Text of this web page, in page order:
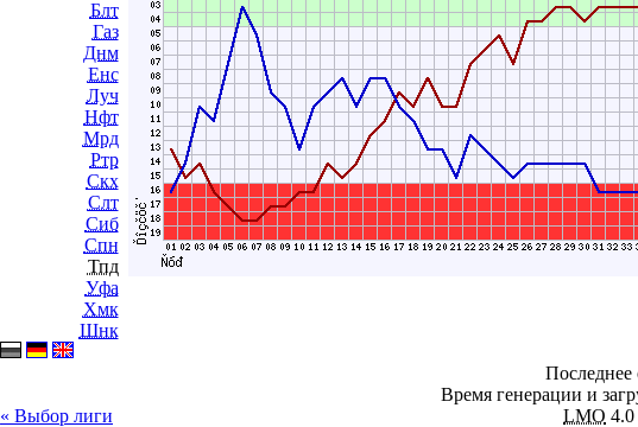
Блт
Газ
Днм
Енс
Луч
Нфт
Мрд
Ртр
Скх
Слт
Сиб
Спн
Тпд
Уфа
Хмк
Шнк
« Выбор лиги
Последнее
Время генерации и
LMO 4.0